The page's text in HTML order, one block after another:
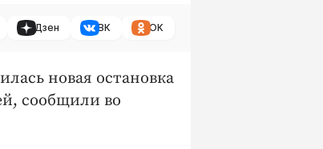
Дзен ВК ОК
новая остановка
сообщили во